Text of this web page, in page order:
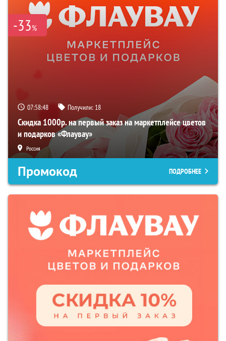
-33%
07:58:47 Получили: 18
Скидка 1000р. на первый заказ на маркетплейсе цветов
и подарков «Флаувау»
Россия
Промокод ПОДРОБНЕЕ